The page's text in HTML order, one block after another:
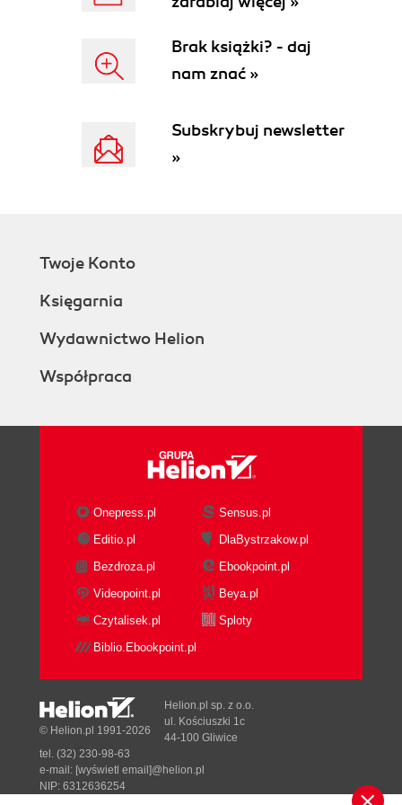
Definicja typu dokumentu (63)
Ustawienia META (64)
Co dalej? (69)
wklejanie (72)
Wklejanie z zamianą (74)
Zakładki (75)
Nawigator dokumentów (80)
Przełączanie się między dokumentami (81)
Otwieranie plików i panel plików (82)
Edycja i reedycja znaczników (84)
Różne sposoby pracy (84)
Edycja i reedycja w narzędziu (85)
Wstawienie szkieletu znacznika (85)
Reedycja znacznika ze wszystkimi
Dynamiczne atrybuty (87)
Auto znacznik (88)
Makroznaczniki (88)
Okno edycji (90)
Menu kontekstowe (90)
Korzystanie z "rynny" (90)
Przenoszenie wierszy i znaki ukryte (90)
Brak książki? - daj
nam znać »
Subskrybuj newsletter
»
Twoje Konto
Księgarnia
Wydawnictwo Helion
Współpraca
Onepress.pl
Sensus.pl
Editio.pl
DlaBystrzakow.pl
Bezdroza.pl
Ebookpoint.pl
Videopoint.pl
Beya.pl
Czytalisek.pl
Sploty
Biblio.Ebookpoint.pl
© Helion.pl 1991-2026
Helion.pl sp. z o.o.
ul. Kościuszki 1c
44-100 Gliwice
tel. (32) 230-98-63
e-mail: [wyświetl email]@helion.pl
NIP: 6312636254